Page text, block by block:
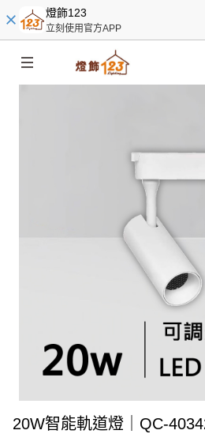
燈飾123
立刻使用官方APP
20W智能軌道燈｜QC-